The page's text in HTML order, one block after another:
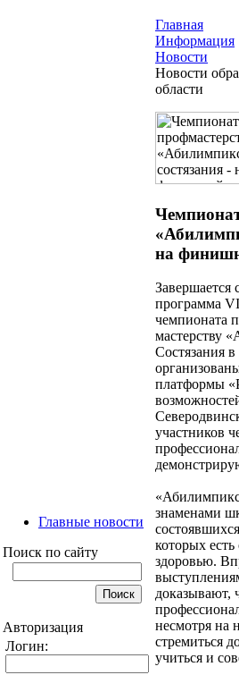
Главные новости
Поиск по сайту
Авторизация
Логин:
Главная
Информация
Новости
Новости
области
на
Завершается
программа
чемпионата
мастерству
Состязания
платформы
участников
знаменами
которых
здоровью.
доказывают,
несмотря на
стремиться
учиться и